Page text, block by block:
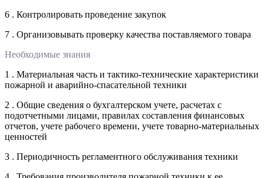
6 . Контролировать проведение закупок
7 . Организовывать проверку качества поставляемого товара
Необходимые знания
1 . Материальная часть и тактико-технические характеристики
пожарной и аварийно-спасательной техники
2 . Общие сведения о бухгалтерском учете, расчетах с
подотчетными лицами, правилах составления финансовых
отчетов, учете рабочего времени, учете товарно-материальных
ценностей
3 . Периодичность регламентного обслуживания техники